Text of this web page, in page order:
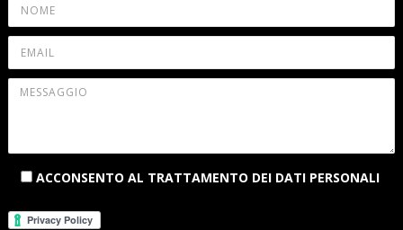
ACCONSENTO AL TRATTAMENTO DEI DATI PERSONALI